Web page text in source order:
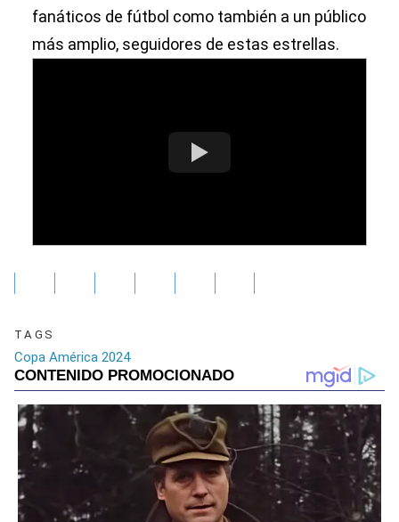
fanáticos de fútbol como también a un público
más amplio, seguidores de estas estrellas.
TAGS
Copa América 2024